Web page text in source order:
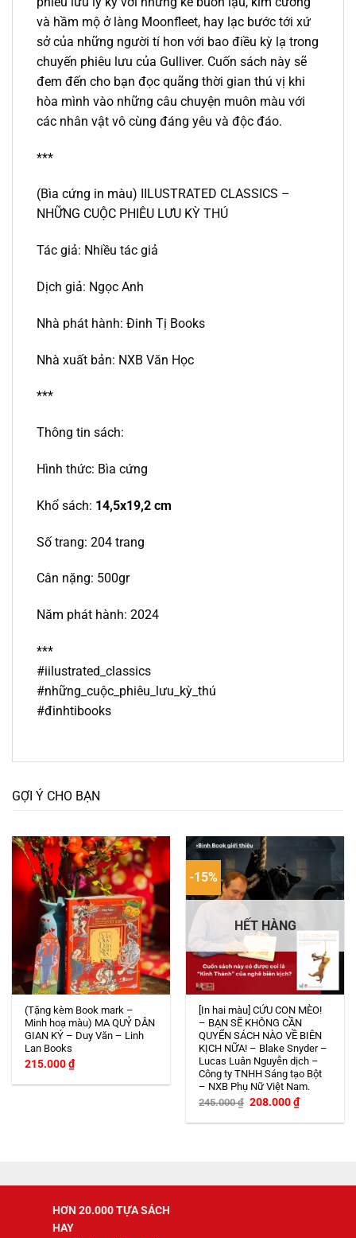
và hầm mộ ở làng Moonfleet, hay lạc bước tới xứ
sở của những người tí hon với bao điều kỳ lạ trong
chuyến phiêu lưu của Gulliver. Cuốn sách này sẽ
đem đến cho bạn đọc quãng thời gian thú vị khi
hòa mình vào những câu chuyện muôn màu với
các nhân vật vô cùng đáng yêu và độc đáo.
***
(Bìa cứng in màu) IILUSTRATED CLASSICS –
NHỮNG CUỘC PHIÊU LƯU KỲ THÚ
Tác giả: Nhiều tác giả
Dịch giả: Ngọc Anh
Nhà phát hành: Đinh Tị Books
Nhà xuất bản: NXB Văn Học
***
Thông tin sách:
Hình thức: Bìa cứng
Khổ sách: 14,5x19,2 cm
Số trang: 204 trang
Cân nặng: 500gr
Năm phát hành: 2024
***
#iilustrated_classics
#những_cuộc_phiêu_lưu_kỳ_thú
#đinhtibooks
GỢI Ý CHO BẠN
(Tặng kèm Book mark –
Minh hoạ màu) MA QUỶ DÂN
GIAN KÝ – Duy Văn – Linh
Lan Books
215.000₫
-15%
HẾT HÀNG
[In hai màu] CỨU CON MÈO!
– BẠN SẼ KHÔNG CẦN
QUYỂN SÁCH NÀO VỀ BIÊN
KỊCH NỮA! – Blake Snyder –
Lucas Luân Nguyễn dịch –
Công ty TNHH Sáng tạo Bột
– NXB Phụ Nữ Việt Nam.
245.000₫ Giá
gốc
là:
208.000₫Giá
hiện
tại
HƠN 20.000 TỰA SÁCH
HAY